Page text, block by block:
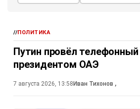
//ПОЛИТИКА
Путин провёл телефонный
президентом ОАЭ
7 августа 2026, 13:58 Иван Тихонов ,